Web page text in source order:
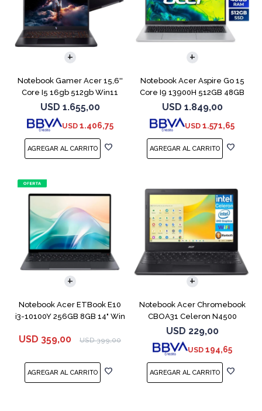
Notebook Gamer Acer 15,6''
Core I5 16gb 512gb Win11
Rtx5050
USD 1.655,00
USD 1.406,75
COMPARAR
Notebook Acer Aspire Go 15
Core I9 13900H 512GB 48GB
15.6"
USD 1.849,00
USD 1.571,65
COMPARAR
Notebook Acer ETBook E10
i3-10100Y 256GB 8GB 14" Win
USD 359,00 USD 399,00
COMPARAR
Notebook Acer Chromebook
CBOA31 Celeron N4500
64GB 4GB 11.6"
USD 229,00
USD 194,65
COMPARAR